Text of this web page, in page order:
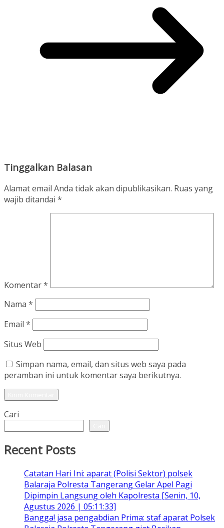
Tinggalkan Balasan
Alamat email Anda tidak akan dipublikasikan. Ruas yang
wajib ditandai *
Komentar*
Nama *
Email *
Situs Web
Simpan nama, email, dan situs web saya pada
peramban ini untuk komentar saya berikutnya.
Cari
Recent Posts
Catatan Hari Ini: aparat (Polisi Sektor) polsek
Balaraja Polresta Tangerang Gelar Apel Pagi
Dipimpin Langsung oleh Kapolresta [Senin, 10,
Agustus 2026 | 05:11:33]
Bangga! jasa pengabdian Prima: staf aparat Polsek